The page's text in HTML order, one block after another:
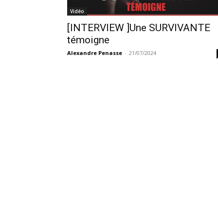
Vidéo
[INTERVIEW ]Une SURVIVANTE
témoigne
Alexandre Penasse - 21/07/2024